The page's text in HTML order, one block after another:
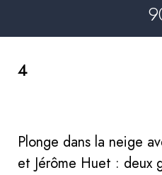
4
Plonge dans la neige
et Jérôme Huet : deux